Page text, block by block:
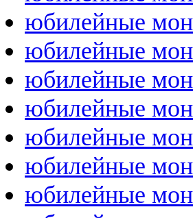
юбилейные
юбилейные
юбилейные
юбилейные
юбилейные
юбилейные
юбилейные